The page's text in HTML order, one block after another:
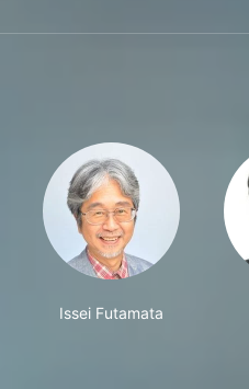
Issei Futamata